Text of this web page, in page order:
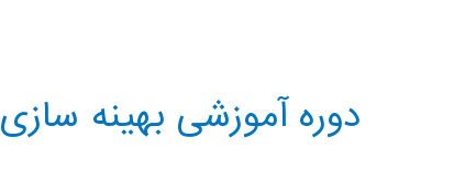
دوره آموزشی بهینه سازی